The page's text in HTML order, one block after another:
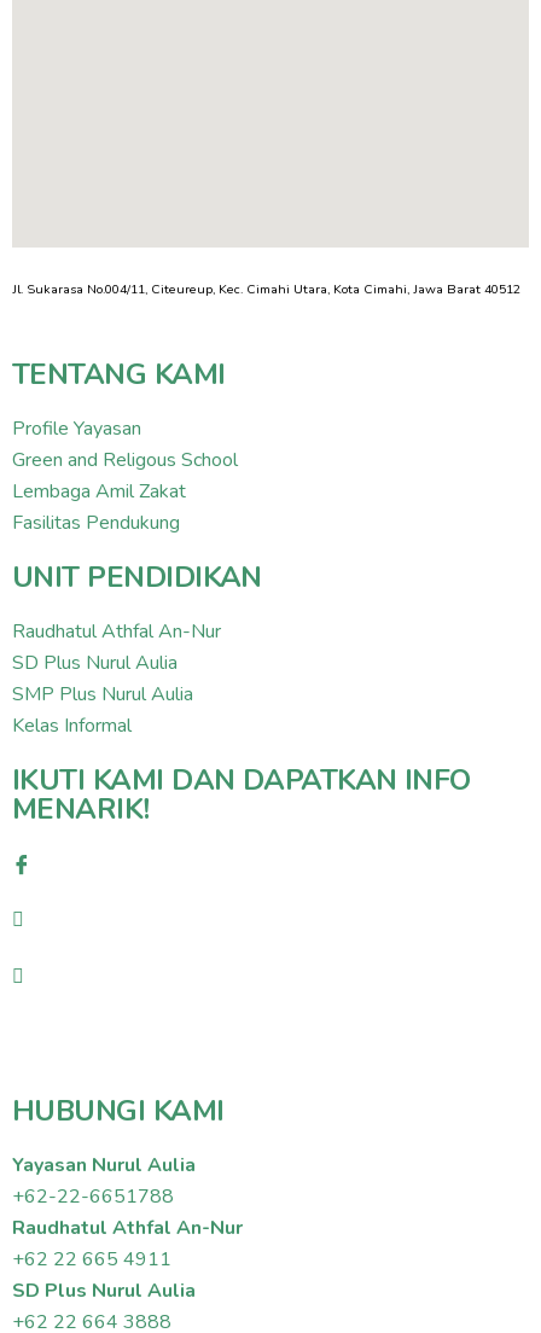
Jl. Sukarasa No.004/11, Citeureup, Kec. Cimahi Utara, Kota Cimahi, Jawa Barat 40512
TENTANG KAMI
Profile Yayasan
Green and Religous School
Lembaga Amil Zakat
Fasilitas Pendukung
UNIT PENDIDIKAN
Raudhatul Athfal An-Nur
SD Plus Nurul Aulia
SMP Plus Nurul Aulia
Kelas Informal
IKUTI KAMI DAN DAPATKAN INFO
MENARIK!
HUBUNGI KAMI
Yayasan Nurul Aulia
+62-22-6651788
Raudhatul Athfal An-Nur
+62 22 665 4911
SD Plus Nurul Aulia
+62 22 664 3888